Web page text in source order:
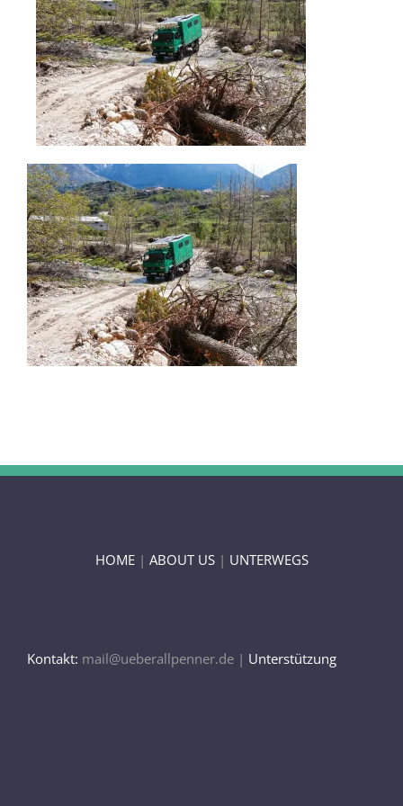
IMPRESSUM
UNTERWEGS
FAHRZEUG UND TECHNIK
WISSENSWERTES
ÜBER UNS
HOME| ABOUT US| UNTERWEGS
Kontakt: mail@ueberallpenner.de | Unterstützung